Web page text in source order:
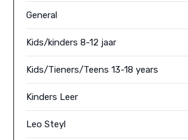
General
Kids/kinders 8-12 jaar
Kids/Tieners/Teens 13-18 years
Kinders Leer
Leo Steyl